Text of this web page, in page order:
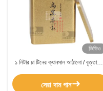
ভিডিও
১ লিটার চা টিনের ক্যানসাল আঠালো / বৃত্তাকার
সেরা দাম পান